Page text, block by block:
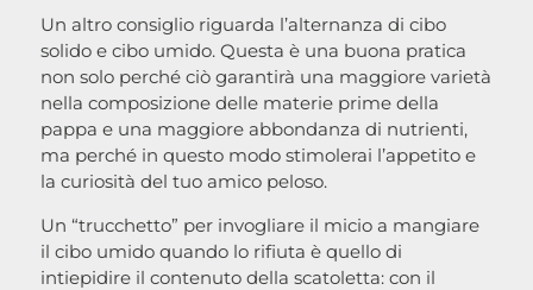
Un altro consiglio riguarda l’alternanza di cibo
solido e cibo umido. Questa è una buona pratica
non solo perché ciò garantirà una maggiore varietà
nella composizione delle materie prime della
pappa e una maggiore abbondanza di nutrienti,
ma perché in questo modo stimolerai l’appetito e
la curiosità del tuo amico peloso.
Un “trucchetto” per invogliare il micio a mangiare
il cibo umido quando lo rifiuta è quello di
intiepidire il contenuto della scatoletta: con il